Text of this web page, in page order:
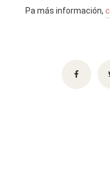
Pa más información,